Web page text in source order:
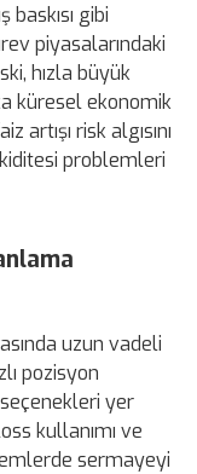
gibi
piyasalarındaki
hızla büyük
küresel ekonomik
risk algısını
problemleri
uzun vadeli
pozisyon
yer
kullanımı ve
sermayeyi